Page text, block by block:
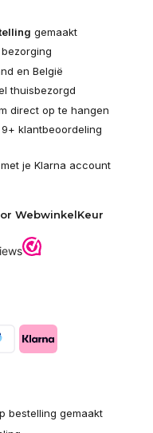
gemaakt
en België
thuisbezorgd
direct op te hangen
klantbeoordeling
je Klarna account
WebwinkelKeur
bestelling gemaakt